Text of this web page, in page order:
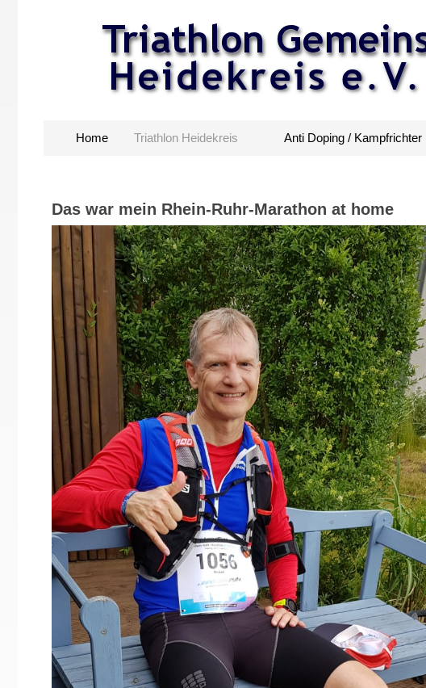
Home Triathlon Heidekreis Anti Doping / Kampfrichter
Das war mein Rhein-Ruhr-Marathon at home